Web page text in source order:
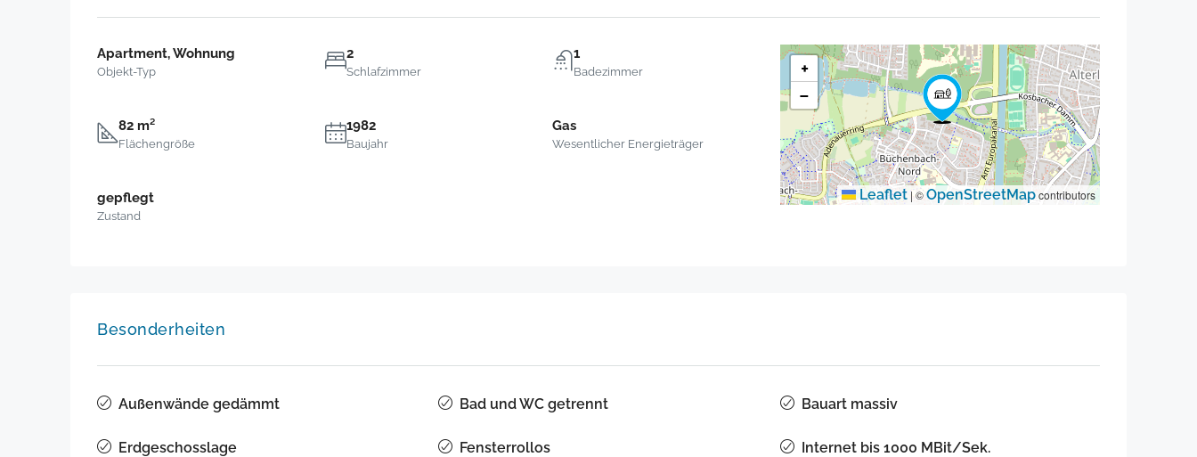
Apartment, Wohnung
Objekt-Typ
2
Schlafzimmer
1
Badezimmer
82 m²
Flächengröße
1982
Baujahr
Gas
Wesentlicher Energieträger
gepflegt
Zustand
+
−
Leaflet|©OpenStreetMapcontributors
Besonderheiten
Außenwände gedämmt Bad und WC getrennt Bauart massiv
Erdgeschosslage Fensterrollos Internet bis 1000 MBit/Sek.